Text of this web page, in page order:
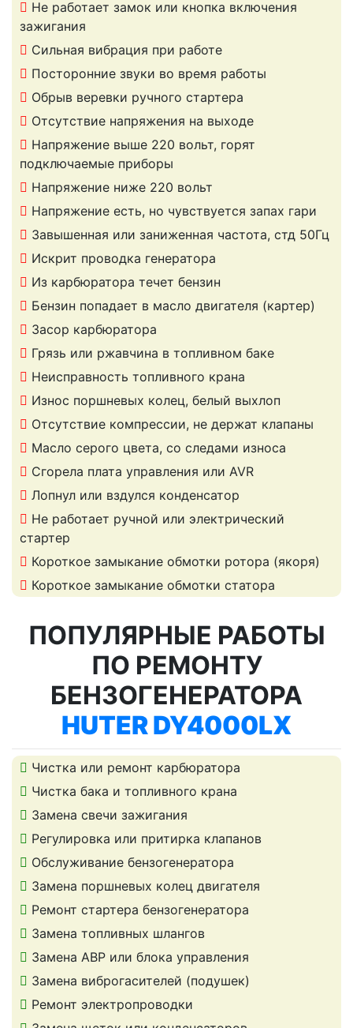
Не работает замок или кнопка включения
зажигания
Сильная вибрация при работе
Посторонние звуки во время работы
Обрыв веревки ручного стартера
Отсутствие напряжения на выходе
Напряжение выше 220 вольт, горят
подключаемые приборы
Напряжение ниже 220 вольт
Напряжение есть, но чувствуется запах гари
Завышенная или заниженная частота, стд 50Гц
Искрит проводка генератора
Из карбюратора течет бензин
Бензин попадает в масло двигателя (картер)
Засор карбюратора
Грязь или ржавчина в топливном баке
Неисправность топливного крана
Износ поршневых колец, белый выхлоп
Отсутствие компрессии, не держат клапаны
Масло серого цвета, со следами износа
Сгорела плата управления или AVR
Лопнул или вздулся конденсатор
Не работает ручной или электрический
стартер
Короткое замыкание обмотки ротора (якоря)
Короткое замыкание обмотки статора
ПОПУЛЯРНЫЕ РАБОТЫ
ПО РЕМОНТУ
БЕНЗОГЕНЕРАТОРА
HUTER DY4000LX
Чистка или ремонт карбюратора
Чистка бака и топливного крана
Замена свечи зажигания
Регулировка или притирка клапанов
Обслуживание бензогенератора
Замена поршневых колец двигателя
Ремонт стартера бензогенератора
Замена топливных шлангов
Замена АВР или блока управления
Замена виброгасителей (подушек)
Ремонт электропроводки